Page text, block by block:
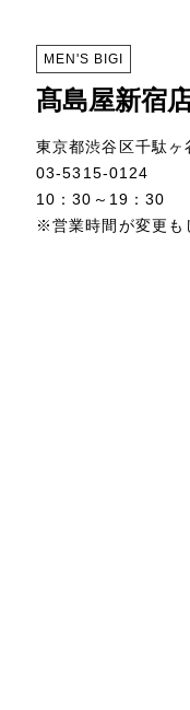
MEN'S BIGI
髙島屋新宿
東京都渋谷区千駄
03-5315-0124
10：30～19：30
※営業時間が変更も